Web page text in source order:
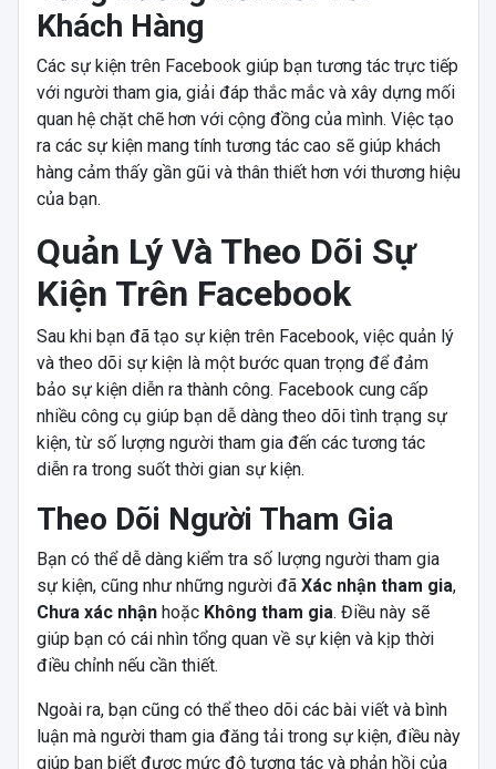
Khách Hàng
Các sự kiện trên Facebook giúp bạn tương tác trực tiếp
với người tham gia, giải đáp thắc mắc và xây dựng mối
quan hệ chặt chẽ hơn với cộng đồng của mình. Việc tạo
ra các sự kiện mang tính tương tác cao sẽ giúp khách
hàng cảm thấy gần gũi và thân thiết hơn với thương hiệu
của bạn.
Quản Lý Và Theo Dõi Sự
Kiện Trên Facebook
Sau khi bạn đã tạo sự kiện trên Facebook, việc quản lý
và theo dõi sự kiện là một bước quan trọng để đảm
bảo sự kiện diễn ra thành công. Facebook cung cấp
nhiều công cụ giúp bạn dễ dàng theo dõi tình trạng sự
kiện, từ số lượng người tham gia đến các tương tác
diễn ra trong suốt thời gian sự kiện.
Theo Dõi Người Tham Gia
Bạn có thể dễ dàng kiểm tra số lượng người tham gia
sự kiện, cũng như những người đã Xác nhận tham gia,
Chưa xác nhậnhoặc Không tham gia. Điều này sẽ
giúp bạn có cái nhìn tổng quan về sự kiện và kịp thời
điều chỉnh nếu cần thiết.
Ngoài ra, bạn cũng có thể theo dõi các bài viết và bình
luận mà người tham gia đăng tải trong sự kiện, điều này
giúp bạn biết được mức độ tương tác và phản hồi của